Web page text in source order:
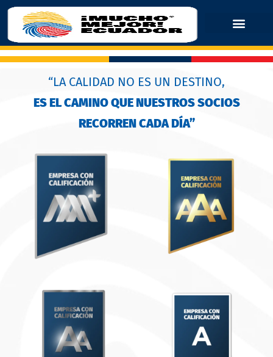
“LA CALIDAD NO ES UN DESTINO,
ES EL CAMINO QUE NUESTROS SOCIOS
RECORREN CADA DÍA”